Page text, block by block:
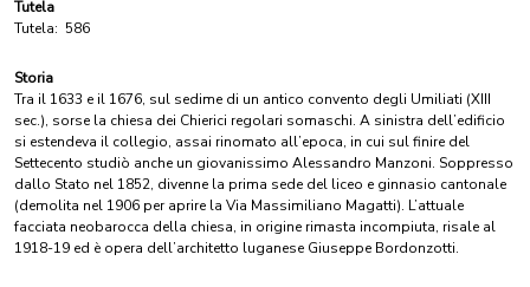
Tutela
Tutela: 586
Storia
Tra il 1633 e il 1676, sul sedime di un antico convento degli Umiliati (XIII
sec.), sorse la chiesa dei Chierici regolari somaschi. A sinistra dell’edificio
si estendeva il collegio, assai rinomato all’epoca, in cui sul finire del
Settecento studiò anche un giovanissimo Alessandro Manzoni. Soppresso
dallo Stato nel 1852, divenne la prima sede del liceo e ginnasio cantonale
(demolita nel 1906 per aprire la Via Massimiliano Magatti). L’attuale
facciata neobarocca della chiesa, in origine rimasta incompiuta, risale al
1918-19 ed è opera dell’architetto luganese Giuseppe Bordonzotti.